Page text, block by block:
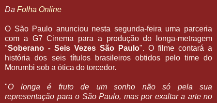
Da Folha Online
O São Paulo anunciou nesta segunda-feira uma parceria
com a G7 Cinema para a produção do longa-metragem
"Soberano - Seis Vezes São Paulo". O filme contará a
história dos seis títulos brasileiros obtidos pelo time do
Morumbi sob a ótica do torcedor.
"O longa é fruto de um sonho não só pela sua
representação para o São Paulo, mas por exaltar a arte no